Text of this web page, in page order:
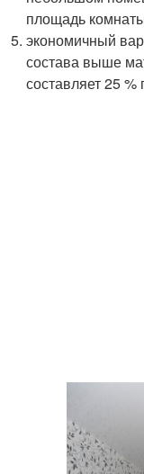
площадь
экономичный
состава выше
составляет 25